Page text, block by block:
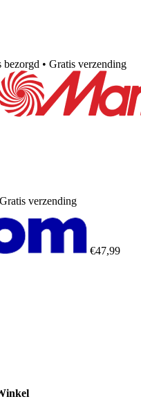
bezorgd • Gratis verzending
verzending
€47,99